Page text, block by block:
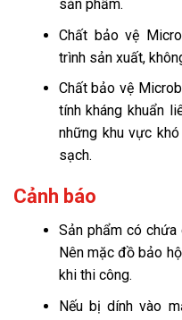
sản phẩm.
Chất bảo vệ
trình sản xuất,
Chất bảo vệ
tính kháng khuẩn
những khu vực
sạch.
Cảnh báo
Sản phẩm có
Nên mặc đồ bảo
khi thi công.
Nếu bị dính vào